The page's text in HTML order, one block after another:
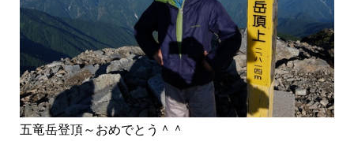
五竜岳登頂～おめでとう＾＾